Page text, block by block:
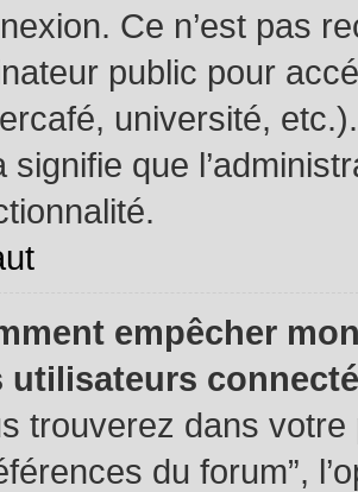
Ce n’est pas
public pour
université,
signifie que
empêcher
utilisateurs
trouverez dans votre
du forum”,